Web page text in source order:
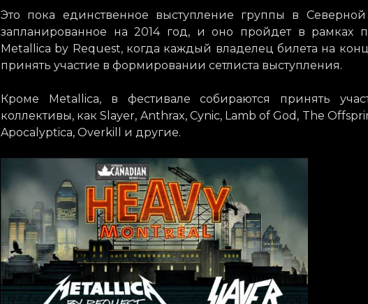
Это пока единственное выступление группы в
запланированное на 2014 год, и оно пройдет в рамках
Metallica by Request, когда каждый владелец билета на
принять участие в формировании сетлиста выступления.
Кроме Metallica, в фестивале собираются принять
коллективы, как Slayer, Anthrax, Cynic, Lamb of God, The
Apocalyptica, Overkill и другие.